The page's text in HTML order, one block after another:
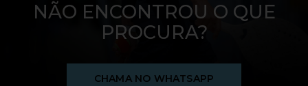
NÃO ENCONTROU O QUE
PROCURA?
CHAMA NO WHATSAPP